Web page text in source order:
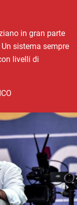
in gran parte
sistema sempre
livelli di